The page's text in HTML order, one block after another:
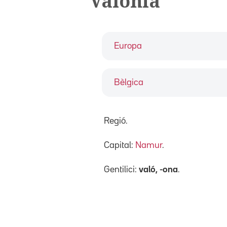
Europa
Bèlgica
Regió.
Capital: Namur.
Gentilici: való, -ona.